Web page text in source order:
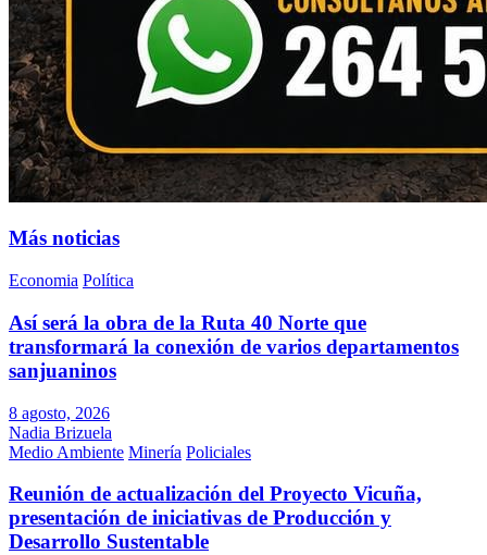
Más noticias
Economia Política
Así será la obra de la Ruta 40 Norte que
transformará la conexión de varios departamentos
sanjuaninos
8 agosto, 2026
Nadia Brizuela
Medio Ambiente Minería Policiales
Reunión de actualización del Proyecto Vicuña,
presentación de iniciativas de Producción y
Desarrollo Sustentable